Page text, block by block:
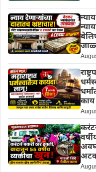
काय